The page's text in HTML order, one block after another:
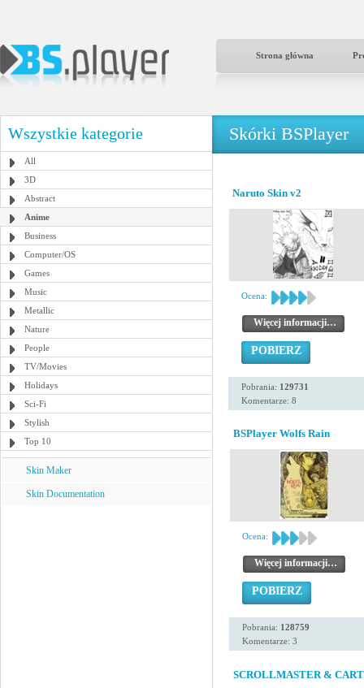
Strona główna
Wszystkie kategorie
All
3D
Abstract
Anime
Business
Computer/OS
Games
Music
Metallic
Nature
People
TV/Movies
Holidays
Sci-Fi
Stylish
Top 10
Skin Maker
Skin Documentation
Skórki BSPlayer
Naruto Skin v2
Ocena:
Więcej informacji…
POBIERZ
Pobrania: 129731
Komentarze: 8
BSPlayer Wolfs Rain
Ocena:
Więcej informacji…
POBIERZ
Pobrania: 128759
Komentarze: 3
SCROLLMASTER &